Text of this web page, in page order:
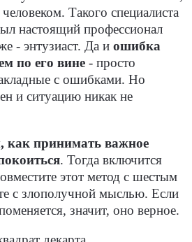
Такого специалиста
настоящий профессионал
- энтузиаст. Да и ошибка
по его вине - просто
с ошибками. Но
и ситуацию никак не
как принимать важное
. Тогда включится
этот метод с шестым
с злополучной мыслью. Если
значит, оно верное.